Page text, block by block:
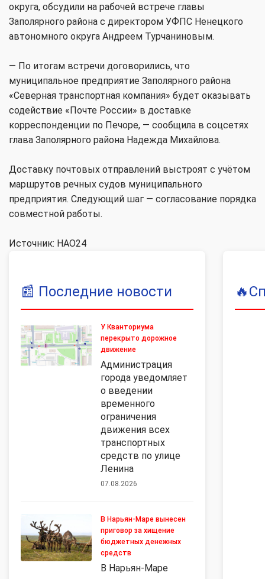
округа, обсудили на рабочей встрече главы
Заполярного района с директором УФПС Ненецкого
автономного округа Андреем Турчаниновым.
— По итогам встречи договорились, что
муниципальное предприятие Заполярного района
«Северная транспортная компания» будет оказывать
содействие «Почте России» в доставке
корреспонденции по Печоре, — сообщила в соцсетях
глава Заполярного района Надежда Михайлова.
Доставку почтовых отправлений выстроят с учётом
маршрутов речных судов муниципального
предприятия. Следующий шаг — согласование порядка
совместной работы.
Источник: НАО24
📰 Последние новости
У Кванториума
перекрыто дорожное
движение
Администрация
города уведомляет
о введении
временного
ограничения
движения всех
транспортных
средств по улице
Ленина
07.08.2026
В Нарьян-Маре вынесен
приговор за хищение
бюджетных денежных
средств
В Нарьян-Маре
🔥